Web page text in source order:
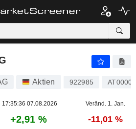
Aktien 922985
17:35:36 07.08.2026 Veränd. 1. Jan.
+2,91 % -11,01 %